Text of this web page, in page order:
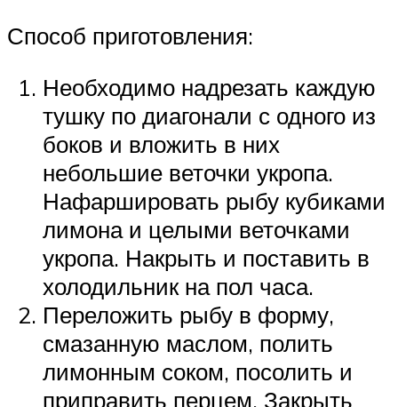
Способ приготовления:
Необходимо надрезать каждую
тушку по диагонали с одного из
боков и вложить в них
небольшие веточки укропа.
Нафаршировать рыбу кубиками
лимона и целыми веточками
укропа. Накрыть и поставить в
холодильник на пол часа.
Переложить рыбу в форму,
смазанную маслом, полить
лимонным соком, посолить и
приправить перцем. Закрыть